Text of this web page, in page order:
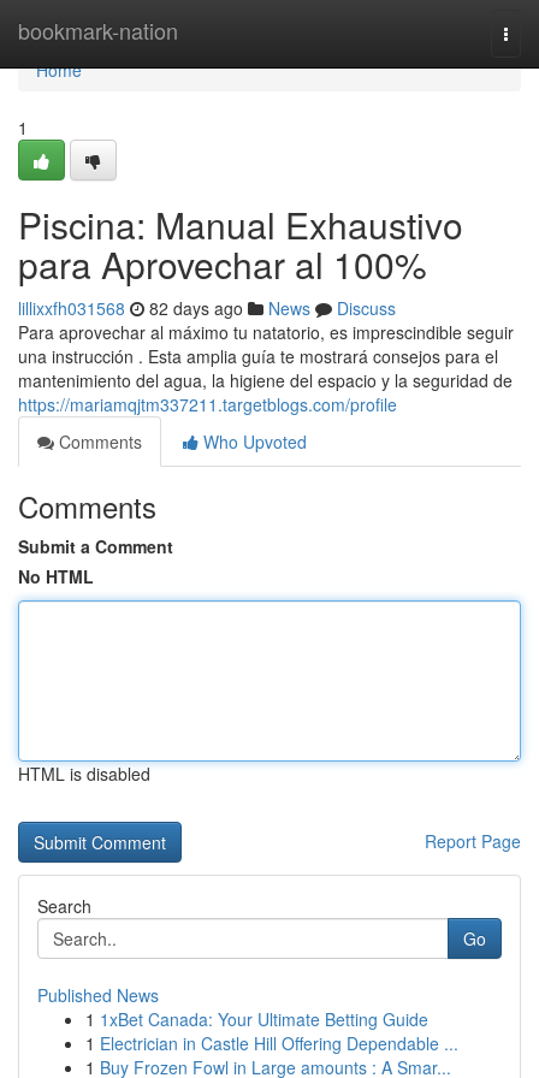
bookmark-nation
Home
Home
1
Piscina: Manual Exhaustivo
para Aprovechar al 100%
lillixxfh031568 82 days ago News
Discuss
Para aprovechar al máximo tu natatorio, es imprescindible seguir
una instrucción . Esta amplia guía te mostrará consejos para el
mantenimiento del agua, la higiene del espacio y la seguridad de
https://mariamqjtm337211.targetblogs.com/profile
Comments
Who Upvoted
Comments
Submit a Comment
No HTML
HTML is disabled
Report Page
Search
Go
Published News
1 1xBet Canada: Your Ultimate Betting Guide
1 Electrician in Castle Hill Offering Dependable ...
1 Buy Frozen Fowl in Large amounts : A Smar...